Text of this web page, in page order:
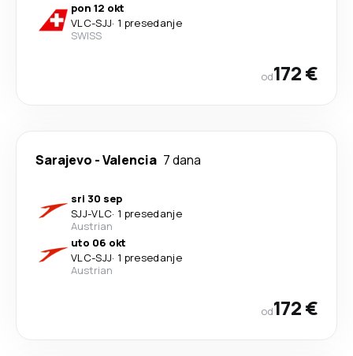
pon 12 okt
VLC-SJJ· 1 presedanje
SWISS
od172 €
Sarajevo -Valencia 7 dana
sri 30 sep
SJJ-VLC· 1 presedanje
Austrian
uto 06 okt
VLC-SJJ· 1 presedanje
Austrian
od172 €